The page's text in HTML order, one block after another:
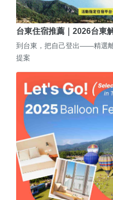
台東住宿推薦｜2026台東
到台東，把自己登出——精選
提案